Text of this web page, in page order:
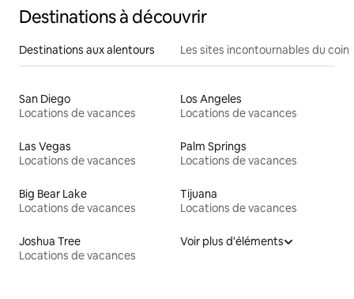
Destinations à découvrir
Destinations aux alentours Les sites incontournables du coin
San Diego
Locations de vacances
Los Angeles
Locations de vacances
Las Vegas
Locations de vacances
Palm Springs
Locations de vacances
Big Bear Lake
Locations de vacances
Tijuana
Locations de vacances
Joshua Tree
Locations de vacances
Voir plus d'éléments